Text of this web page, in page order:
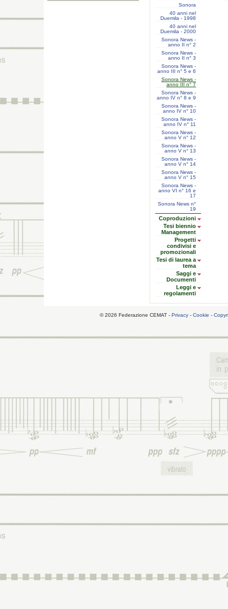
Sonora
40 anni nel
Duemila - 1998
40 anni nel
Duemila - 2000
Sonora News -
anno II n° 2
Sonora News -
anno II n° 3
Sonora News -
anno III n° 5 e 6
Sonora News -
anno III n° 7
Sonora News -
anno IV n° 8 e 9
Sonora News -
anno IV n° 10
Sonora News -
anno IV n° 11
Sonora News -
anno V n° 12
Sonora News -
anno V n° 13
Sonora News -
anno V n° 14
Sonora News -
anno V n° 15
Sonora News -
anno VI n° 16 e
17
Sonora News n°
19
Coproduzioni
Tesi biennio
Management
Progetti
condivisi e
promozionali
Tesi di laurea a
tema
Saggi e
Documenti
Leggi e
regolamenti
© 2026 Federazione CEMAT - Privacy- Cookie -